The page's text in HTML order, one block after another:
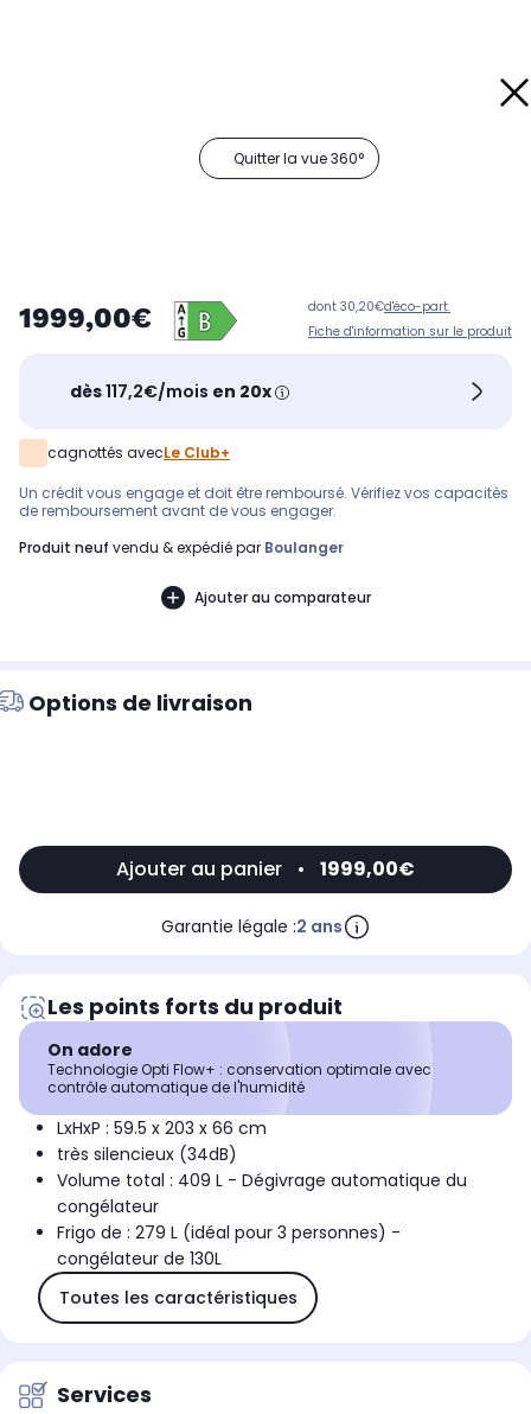
Quitter la vue 360°
1999,00€ dont 30,20€d'éco-part.
Fiche d'information sur le produit
dès117,2€/mois en 20x
cagnottés avecLe Club+
Un crédit vous engage et doit être remboursé. Vérifiez vos capacités
de remboursement avant de vous engager.
produit neuf vendu & expédié par Boulanger
Ajouter au comparateur
Options de livraison
Ajouter au panier • 1999,00€
Garantie légale :2 ans
Les points forts du produit
On adore
Technologie Opti Flow+ : conservation optimale avec
contrôle automatique de l'humidité
LxHxP : 59.5 x 203 x 66 cm
très silencieux (34dB)
Volume total : 409 L - Dégivrage automatique du
congélateur
Frigo de : 279 L (idéal pour 3 personnes) -
congélateur de 130L
Toutes les caractéristiques
Services